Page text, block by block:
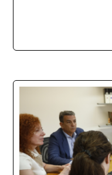
La promoción
School se
internacionales
en una
con 44 grados y
Ricardo Navarro,